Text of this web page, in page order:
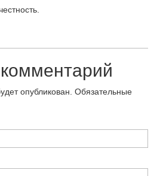
опубликован. Обязательные